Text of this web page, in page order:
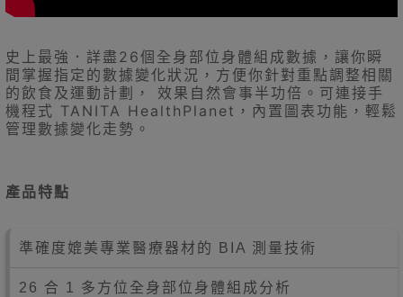
史上最強．詳盡26個全身部位身體組成數據，讓你瞬
間掌握指定的數據變化狀況，方便你針對重點調整相關
的飲食及運動計劃， 效果自然會事半功倍。可連接手
機程式 TANITA HealthPlanet，內置圖表功能，輕鬆
管理數據變化走勢。
產品特點
準確度媲美專業醫療器材的 BIA 測量技術
26 合 1 多方位全身部位身體組成分析